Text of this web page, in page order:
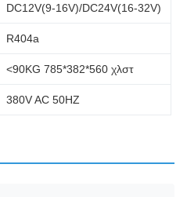
DC12V(9-16V)/DC24V(16-32V)
R404a
<90KG 785*382*560 χλστ
380V AC 50HZ